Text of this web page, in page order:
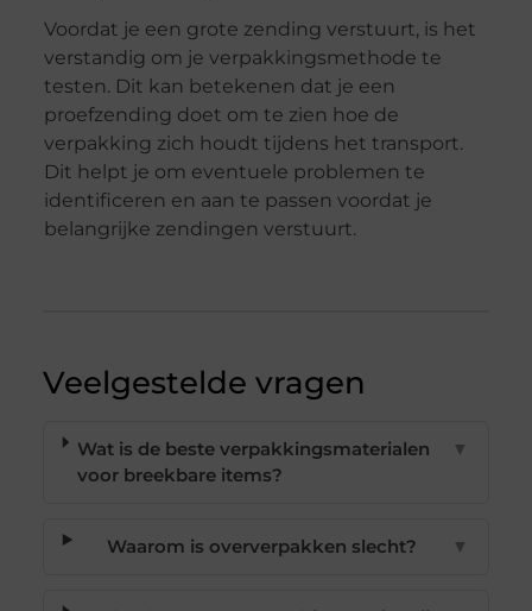
Voordat je een grote zending verstuurt, is het
verstandig om je verpakkingsmethode te
testen. Dit kan betekenen dat je een
proefzending doet om te zien hoe de
verpakking zich houdt tijdens het transport.
Dit helpt je om eventuele problemen te
identificeren en aan te passen voordat je
belangrijke zendingen verstuurt.
Veelgestelde vragen
Wat is de beste verpakkingsmaterialen
voor breekbare items?
▼
Waarom is oververpakken slecht? ▼